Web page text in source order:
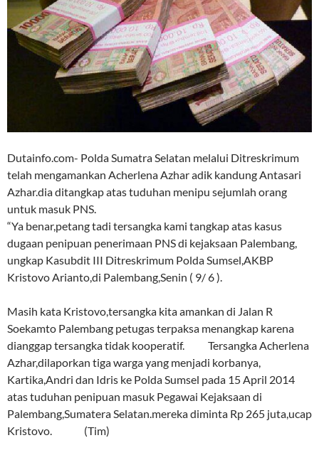
Dutainfo.com- Polda Sumatra Selatan melalui Ditreskrimum
telah mengamankan Acherlena Azhar adik kandung Antasari
Azhar.dia ditangkap atas tuduhan menipu sejumlah orang
untuk masuk PNS.
“Ya benar,petang tadi tersangka kami tangkap atas kasus
dugaan penipuan penerimaan PNS di kejaksaan Palembang,
ungkap Kasubdit III Ditreskrimum Polda Sumsel,AKBP
Kristovo Arianto,di Palembang,Senin ( 9/ 6 ).
Masih kata Kristovo,tersangka kita amankan di Jalan R
Soekamto Palembang petugas terpaksa menangkap karena
dianggap tersangka tidak kooperatif. Tersangka Acherlena
Azhar,dilaporkan tiga warga yang menjadi korbanya,
Kartika,Andri dan Idris ke Polda Sumsel pada 15 April 2014
atas tuduhan penipuan masuk Pegawai Kejaksaan di
Palembang,Sumatera Selatan.mereka diminta Rp 265 juta,ucap
Kristovo. (Tim)